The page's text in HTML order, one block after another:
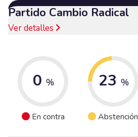
Partido Cambio Radical
Ver detalles
0 %
En contra
23 %
Abstención